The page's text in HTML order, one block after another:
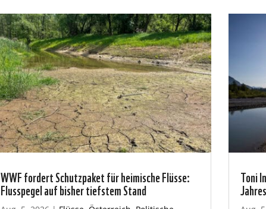
WWF fordert Schutzpaket für heimische Flüsse:
Flusspegel auf bisher tiefstem Stand
Toni